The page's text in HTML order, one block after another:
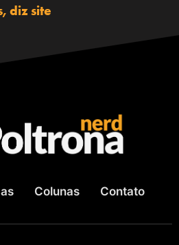
diz site
Colunas Contato